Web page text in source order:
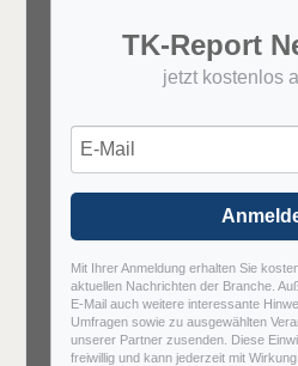
TK-Report
jetzt kostenlos
Mit Ihrer Anmeldung erhalten Sie
aktuellen Nachrichten der Branche.
E-Mail auch weitere interessante
Umfragen sowie zu ausgewählten
unserer Partner zusenden. Diese
freiwillig und kann jederzeit mit